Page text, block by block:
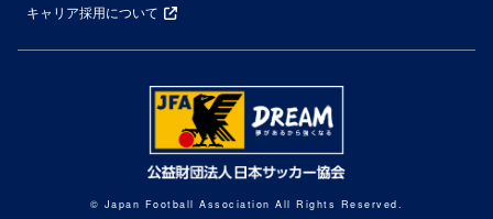
キャリア採用について
© Japan Football Association All Rights Reserved.